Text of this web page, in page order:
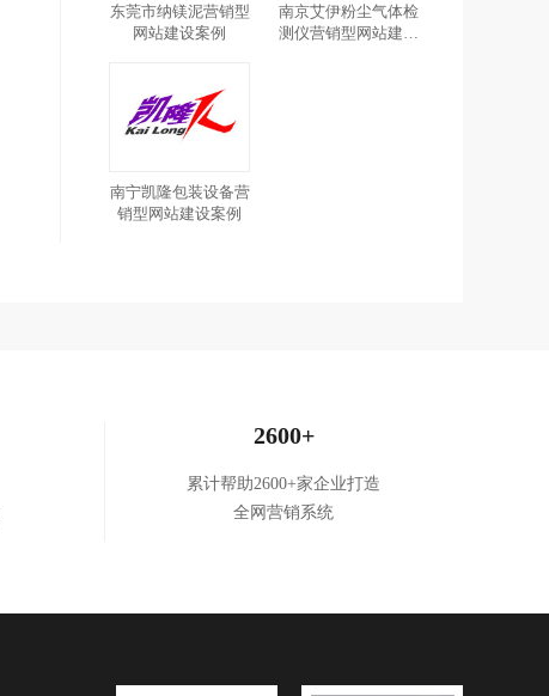
东莞市纳镁泥营销型
网站建设案例
南京艾伊粉尘气体检
测仪营销型网站建设
南宁凯隆包装设备营
销型网站建设案例
2600+
累计帮助2600+家企业打造
全网营销系统